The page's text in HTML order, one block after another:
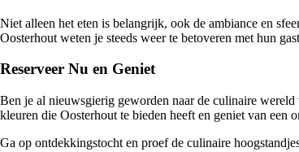
Niet alleen het eten is belangrijk, ook de ambiance en
Oosterhout weten je steeds weer te betoveren met hun
Reserveer Nu en Geniet
Ben je al nieuwsgierig geworden naar de culinaire wereld
kleuren die Oosterhout te bieden heeft en geniet van een
Ga op ontdekkingstocht en proef de culinaire